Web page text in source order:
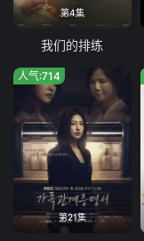
第4集
我们的排练
第21集
人气:714